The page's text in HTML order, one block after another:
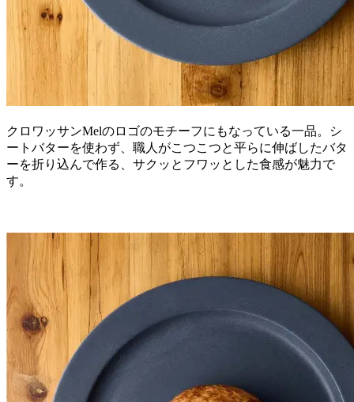
クロワッサンMelのロゴのモチーフにもなっている一品。シ
ートバターを使わず、職人がこつこつと平らに伸ばしたバタ
ーを折り込んで作る、サクッとフワッとした食感が魅力で
す。